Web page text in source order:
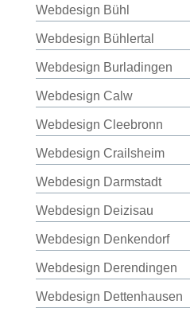
Webdesign Bühl
Webdesign Bühlertal
Webdesign Burladingen
Webdesign Calw
Webdesign Cleebronn
Webdesign Crailsheim
Webdesign Darmstadt
Webdesign Deizisau
Webdesign Denkendorf
Webdesign Derendingen
Webdesign Dettenhausen